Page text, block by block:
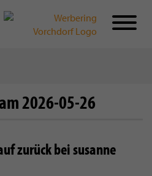
2026-05-26
zurück bei susanne